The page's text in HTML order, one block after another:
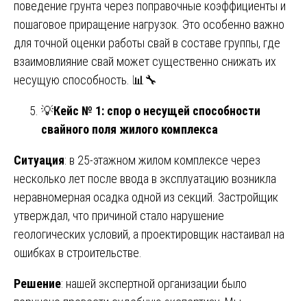
поведение грунта через поправочные коэффициенты и
пошаговое приращение нагрузок. Это особенно важно
для точной оценки работы свай в составе группы, где
взаимовлияние свай может существенно снижать их
несущую способность. 📊🔧
💡Кейс № 1: спор о несущей способности
свайного поля жилого комплекса
Ситуация: в 25-этажном жилом комплексе через
несколько лет после ввода в эксплуатацию возникла
неравномерная осадка одной из секций. Застройщик
утверждал, что причиной стало нарушение
геологических условий, а проектировщик настаивал на
ошибках в строительстве.
Решение: нашей экспертной организации было